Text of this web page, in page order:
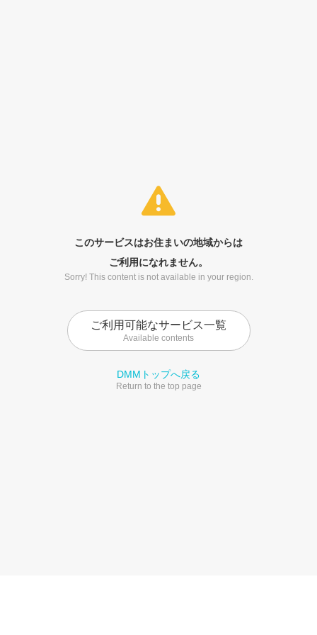
このサービスはお住まいの地域からは
ご利用になれません。
Sorry! This content is not available in your region.
ご利用可能なサービス一覧
Available contents
DMMトップへ戻る
Return to the top page